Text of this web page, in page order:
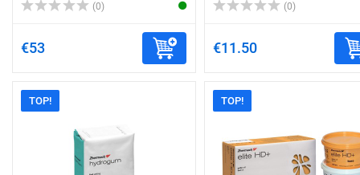
(0)
€53
(0)
€11.50
TOP! TOP!